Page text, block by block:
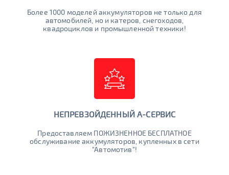
Более 1000 моделей аккумуляторов не только для
автомобилей, но и катеров, снегоходов,
квадроциклов и промышленной техники!
НЕПРЕВЗОЙДЕННЫЙ А-СЕРВИС
Предоставляем ПОЖИЗНЕННОЕ БЕСПЛАТНОЕ
обслуживание аккумуляторов, купленных в сети
"Автомотив"!